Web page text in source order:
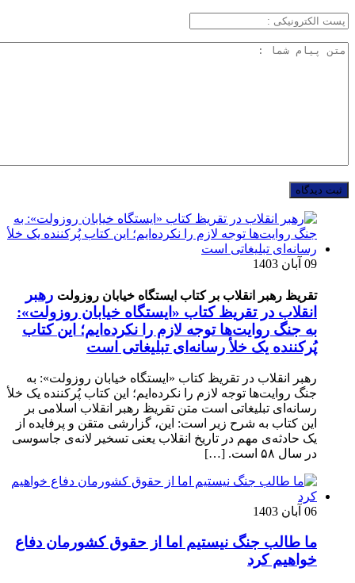
09 آبان 1403
تقریظ رهبر انقلاب بر کتاب ایستگاه خیابان روزولت رهبر
انقلاب در تقریظ کتاب «ایستگاه خیابان روزولت»:
به جنگ روایت‌ها توجه لازم را نکرده‌ایم؛ این کتاب
پُرکننده‌ یک خلأ رسانه‌ای تبلیغاتی است
رهبر انقلاب در تقریظ کتاب «ایستگاه خیابان روزولت»: به
جنگ روایت‌ها توجه لازم را نکرده‌ایم؛ این کتاب پُرکننده‌ یک خلأ
رسانه‌ای تبلیغاتی است متن تقریظ رهبر انقلاب اسلامی بر
این کتاب به شرح زیر است: این، گزارشی متقن و پرفایده از
یک حادثه‌ی مهم در تاریخ انقلاب یعنی تسخیر لانه‌ی جاسوسی
در سال ۵۸ است. […]
06 آبان 1403
ما طالب جنگ نیستیم اما از حقوق کشورمان دفاع
خواهیم کرد